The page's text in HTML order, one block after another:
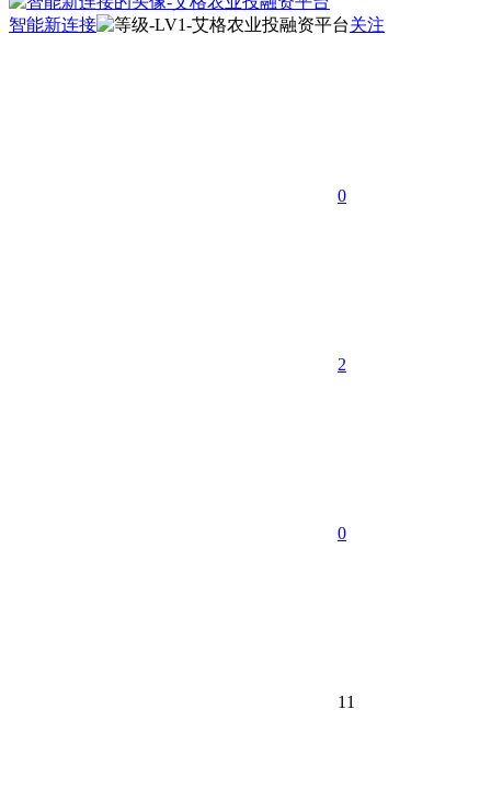
智能新连接 关注
0
2
0
11